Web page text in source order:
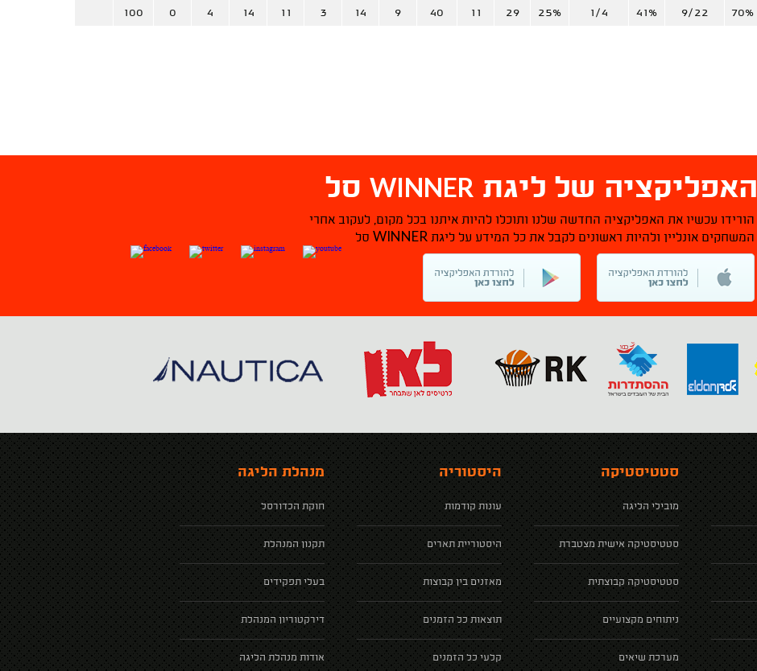
70%
9/22
41%
1/4
25%
29
11
40
9
14
3
11
14
4
0
100
האפליקציה של ליגת WINNER סל
הורידו עכשיו את האפליקציה החדשה שלנו ותוכלו להיות איתנו בכל מקום, לעקוב אחרי
המשחקים אונליין ולהיות ראשונים לקבל את כל המידע על ליגת WINNER סל
סטטיסטיקה
מובילי הליגה
סטטיסטיקה אישית מצטברת
סטטיסטיקה קבוצתית
ניתוחים מקצועיים
מערכת שיאים
היסטוריה
עונות קודמות
היסטוריית תארים
מאזנים בין קבוצות
תוצאות כל הזמנים
קלעי כל הזמנים
מנהלת הליגה
חוקת הכדורסל
תקנון המנהלת
בעלי תפקידים
דירקטוריון המנהלת
אודות מנהלת הליגה